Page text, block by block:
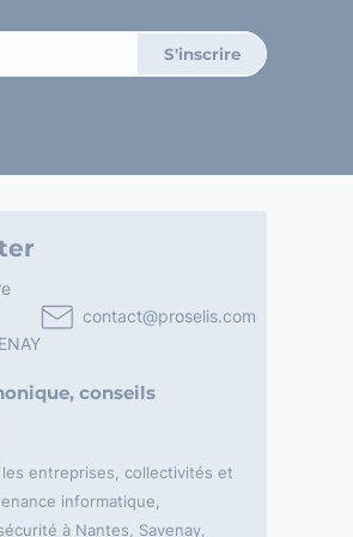
contact@proselis.com
conseils
les entreprises, collectivités et
informatique,
à Nantes, Savenay,